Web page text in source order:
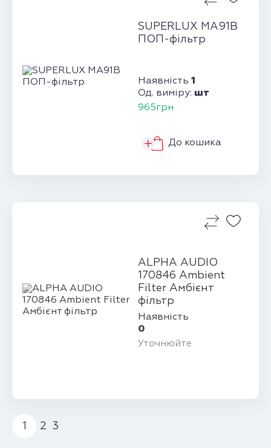
SUPERLUX MA91B
ПОП-фільтр
Наявність 1
Од. виміру: шт
965грн
До кошика
ALPHA AUDIO
170846 Ambient
Filter Амбієнт
фільтр
Наявність
0
Уточнюйте
1 2 3